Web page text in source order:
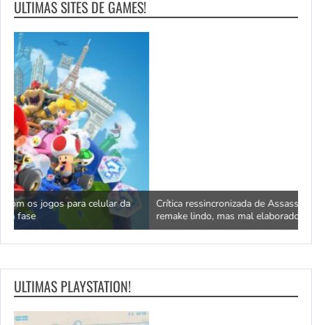
ULTIMAS SITES DE GAMES!
Crítica ressincronizada de Assassin's Creed Black Flag: um
remake lindo, mas mal elaborado
ULTIMAS PLAYSTATION!